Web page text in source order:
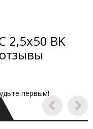
2,5x50 BK
первым!